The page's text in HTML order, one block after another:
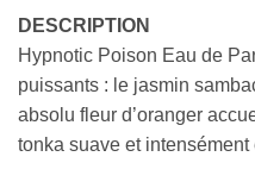
DESCRIPTION
Hypnotic Poison Eau de
puissants : le jasmin
absolu fleur d’oranger
tonka suave et intensément